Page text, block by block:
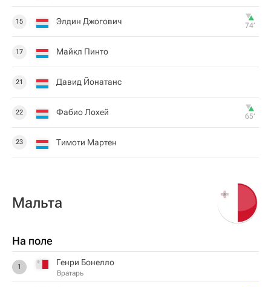
15 Элдин Джогович 74‎’‎
17 Майкл Пинто
21 Давид Йонатанс
22 Фабио Лохей 65‎’‎
23 Тимоти Мартен
Мальта
На поле
1 Генри Бонелло
Вратарь